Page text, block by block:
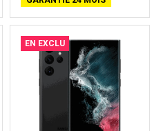
EN EXCLU